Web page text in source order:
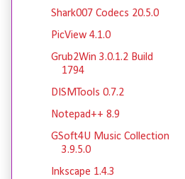
Shark007 Codecs 20.5.0
PicView 4.1.0
Grub2Win 3.0.1.2 Build
1794
DISMTools 0.7.2
Notepad++ 8.9
GSoft4U Music Collection
3.9.5.0
Inkscape 1.4.3